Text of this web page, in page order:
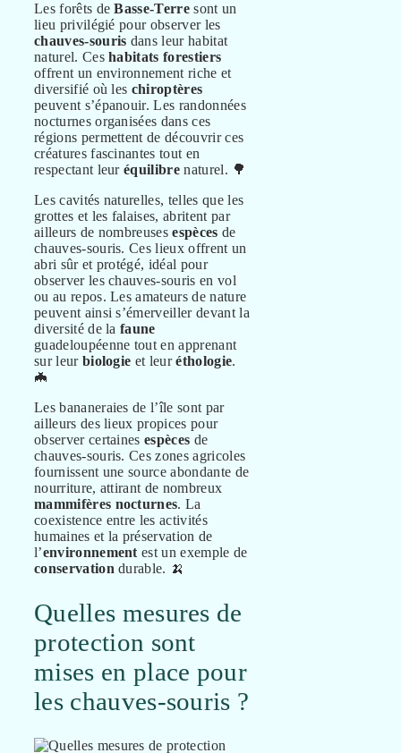
Les forêts deBasse-Terre sont un
lieu privilégié pour observer les
chauves-souris dans leur habitat
naturel. Ceshabitats forestiers
offrent un environnement riche et
diversifié où les chiroptères
peuvent s’épanouir. Les randonnées
nocturnes organisées dans ces
régions permettent de découvrir ces
créatures fascinantes tout en
respectant leuréquilibre naturel. 🌳
Les cavités naturelles, telles que les
grottes et les falaises, abritent par
ailleurs de nombreusesespèces de
chauves-souris. Ces lieux offrent un
abri sûr et protégé, idéal pour
observer les chauves-souris en vol
ou au repos. Les amateurs de nature
peuvent ainsi s’émerveiller devant la
diversité de lafaune
guadeloupéenne tout en apprenant
sur leur biologie et leuréthologie.
🦇
Les bananeraies de l’île sont par
ailleurs des lieux propices pour
observer certainesespèces de
chauves-souris. Ces zones agricoles
fournissent une source abondante de
nourriture, attirant de nombreux
mammifères nocturnes. La
coexistence entre les activités
humaines et la préservation de
l’environnement est un exemple de
conservation durable. 🍌
Quelles mesures de
protection sont
mises en place pour
les chauves-souris ?